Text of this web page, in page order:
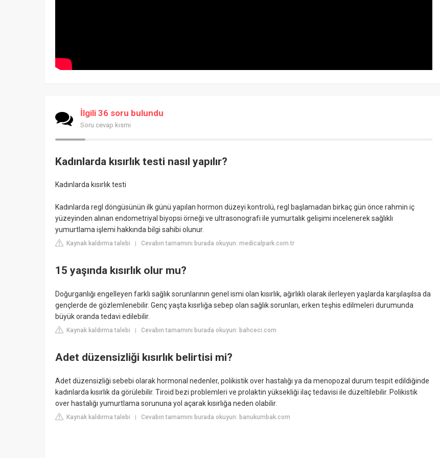
İlgili 36 soru bulundu
Soru cevap kısmı
Kadınlarda kısırlık testi nasıl yapılır?
Kadınlarda kısırlık testi
Kadınlarda regl döngüsünün ilk günü yapılan hormon düzeyi kontrolü, regl başlamadan birkaç gün önce rahmin iç
yüzeyinden alınan endometriyal biyopsi örneği ve ultrasonografi ile yumurtalık gelişimi incelenerek sağlıklı
yumurtlama işlemi hakkında bilgi sahibi olunur.
Kaynak kaldırma talebi | Cevabın tamamını burada okuyun: medicalpark.com.tr
15 yaşında kısırlık olur mu?
Doğurganlığı engelleyen farklı sağlık sorunlarının genel ismi olan kısırlık, ağırlıklı olarak ilerleyen yaşlarda karşılaşılsa da
gençlerde de gözlemlenebilir. Genç yaşta kısırlığa sebep olan sağlık sorunları, erken teşhis edilmeleri durumunda
büyük oranda tedavi edilebilir.
Kaynak kaldırma talebi | Cevabın tamamını burada okuyun: bahceci.com
Adet düzensizliği kısırlık belirtisi mi?
Adet düzensizliği sebebi olarak hormonal nedenler, polikistik over hastalığı ya da menopozal durum tespit edildiğinde
kadınlarda kısırlık da görülebilir. Tiroid bezi problemleri ve prolaktin yüksekliği ilaç tedavisi ile düzeltilebilir. Polikistik
over hastalığı yumurtlama sorununa yol açarak kısırlığa neden olabilir.
Kaynak kaldırma talebi | Cevabın tamamını burada okuyun: banukumbak.com